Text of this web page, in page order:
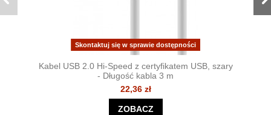
Skontaktuj się w sprawie dostępności
Kabel USB 2.0 Hi-Speed z certyfikatem USB, szary
- Długość kabla 3 m
22,36 zł
ZOBACZ